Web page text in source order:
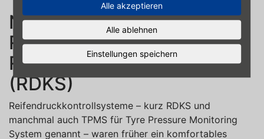
Alle akzeptieren
Alle ablehnen
Einstellungen speichern
Neue Reifen oder
Reifenwechsel mit
Reifendruckkontrollsystem
(RDKS)
Reifendruckkontrollsysteme – kurz RDKS und
manchmal auch TPMS für Tyre Pressure Monitoring
System genannt – waren früher ein komfortables